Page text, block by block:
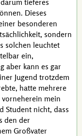
tieferes
Dieses
besonderen
sondern
solchen leuchtet
ein,
aber kann es gar
Jugend trotzdem
hatte mehrere
mein
Student nicht, dass
den der
Großvater